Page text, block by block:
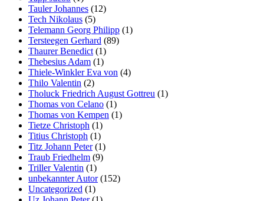
Tauler Johannes (12)
Tech Nikolaus (5)
Telemann Georg Philipp (1)
Tersteegen Gerhard (89)
Thaurer Benedict (1)
Thebesius Adam (1)
Thiele-Winkler Eva von (4)
Thilo Valentin (2)
Tholuck Friedrich August Gottreu (1)
Thomas von Celano (1)
Thomas von Kempen (1)
Tietze Christoph (1)
Titius Christoph (1)
Titz Johann Peter(1)
Traub Friedhelm (9)
Triller Valentin (1)
unbekannter Autor(152)
Uncategorized (1)